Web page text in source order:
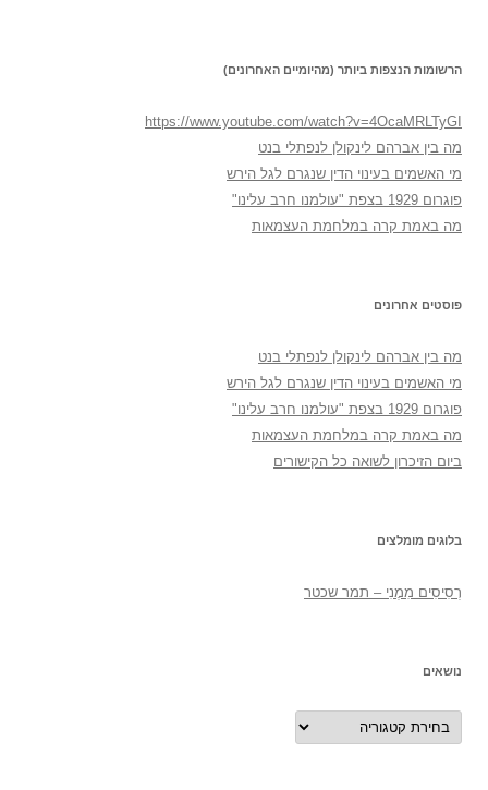
הרשומות הנצפות ביותר (מהיומיים האחרונים)
https://www.youtube.com/watch?v=4OcaMRLTyGI
מה בין אברהם לינקולן לנפתלי בנט
מי האשמים בעינוי הדין שנגרם לגל הירש
פוגרום 1929 בצפת "עולמנו חרב עלינו"
מה באמת קרה במלחמת העצמאות
פוסטים אחרונים
מה בין אברהם לינקולן לנפתלי בנט
מי האשמים בעינוי הדין שנגרם לגל הירש
פוגרום 1929 בצפת "עולמנו חרב עלינו"
מה באמת קרה במלחמת העצמאות
ביום הזיכרון לשואה כל הקישורים
בלוגים מומלצים
רְסִיסִים מִמֶנִי – תמר שכטר
נושאים
נושאים